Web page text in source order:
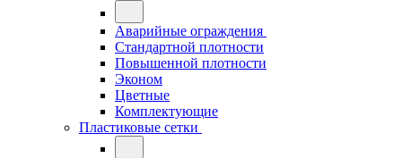
Аварийные ограждения
Стандартной плотности
Повышенной плотности
Эконом
Цветные
Комплектующие
Пластиковые сетки